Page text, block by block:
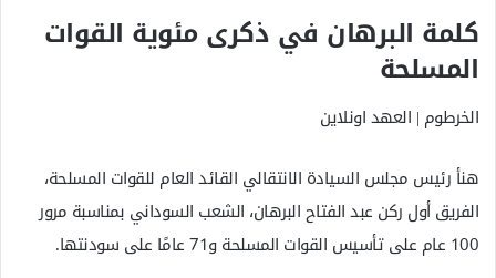
ن
كلمة البرهان في ذكرى مئوية القوات
المسلحة
الخرطوم | العهد اونلاين
هنأ رئيس مجلس السيادة الانتقالي القائد العام للقوات المسلحة،
الفريق أول ركن عبد الفتاح البرهان، الشعب السوداني بمناسبة مرور
100 عام على تأسيس القوات المسلحة و71 عامًا على سودنتها.